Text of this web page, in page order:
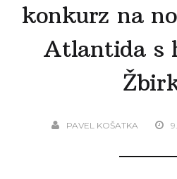
konkurz na
Atlantida s
PAVEL KOŠATKA